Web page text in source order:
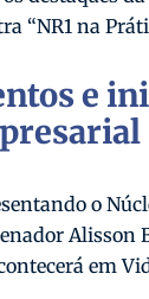
“NR1 na
e
o
Alisson
em